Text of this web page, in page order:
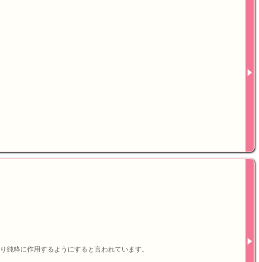
粋に作用するようにすると言われています。